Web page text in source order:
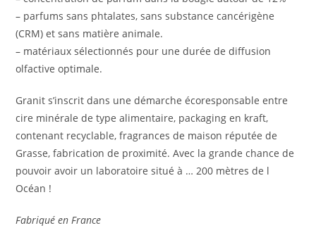
– parfums sans phtalates, sans substance cancérigène
(CRM) et sans matière animale.
– matériaux sélectionnés pour une durée de diffusion
olfactive optimale.
Granit s’inscrit dans une démarche écoresponsable entre
cire minérale de type alimentaire, packaging en kraft,
contenant recyclable, fragrances de maison réputée de
Grasse, fabrication de proximité. Avec la grande chance de
pouvoir avoir un laboratoire situé à … 200 mètres de l
Océan !
Fabriqué en France